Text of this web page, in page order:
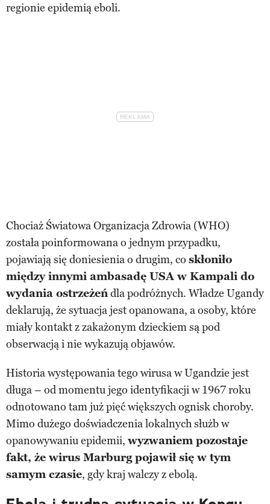
regionie epidemią eboli.
Chociaż Światowa Organizacja Zdrowia (WHO)
została poinformowana o jednym przypadku,
pojawiają się doniesienia o drugim, co skłoniło
między innymi ambasadę USA w Kampali do
wydania ostrzeżeńdla podróżnych. Władze Ugandy
deklarują, że sytuacja jest opanowana, a osoby, które
miały kontakt z zakażonym dzieckiem są pod
obserwacją i nie wykazują objawów.
Historia występowania tego wirusa w Ugandzie jest
długa – od momentu jego identyfikacji w 1967 roku
odnotowano tam już pięć większych ognisk choroby.
Mimo dużego doświadczenia lokalnych służb w
opanowywaniu epidemii, wyzwaniem pozostaje
fakt, że wirus Marburg pojawił się w tym
samym czasie, gdy kraj walczy z ebolą.